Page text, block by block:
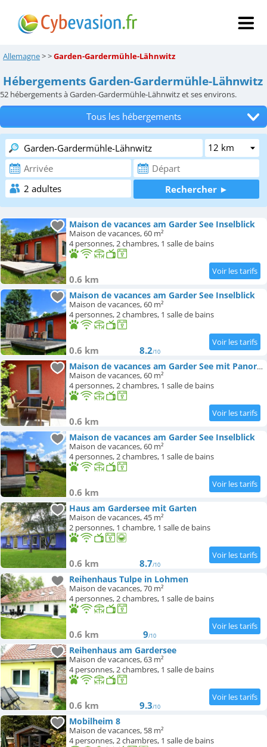
Allemagne>>Garden-Gardermühle-Lähnwitz
Hébergements Garden-Gardermühle-Lähnwitz
52 hébergements à Garden-Gardermühle-Lähnwitz et ses environs.
Tous les hébergements
Hôtels
Chambres d'hôtes
Locations de vacances
Campings
Maison de vacances am Garder See Inselblick
Maison de vacances, 60 m²
4 personnes, 2 chambres, 1 salle de bains
0.6 km
Maison de vacances am Garder See Inselblick
Maison de vacances, 60 m²
4 personnes, 2 chambres, 1 salle de bains
0.6 km 8.2/10
Maison de vacances am Garder See mit Panorama
Maison de vacances, 60 m²
4 personnes, 2 chambres, 1 salle de bains
0.6 km
Maison de vacances am Garder See Inselblick
Maison de vacances, 60 m²
4 personnes, 2 chambres, 1 salle de bains
0.6 km
Haus am Gardersee mit Garten
Maison de vacances, 45 m²
2 personnes, 1 chambre, 1 salle de bains
0.6 km 8.7/10
Reihenhaus Tulpe in Lohmen
Maison de vacances, 70 m²
4 personnes, 2 chambres, 1 salle de bains
0.6 km 9/10
Reihenhaus am Gardersee
Maison de vacances, 63 m²
4 personnes, 2 chambres, 1 salle de bains
0.6 km 9.3/10
Mobilheim 8
Maison de vacances, 58 m²
4 personnes, 2 chambres, 1 salle de bains